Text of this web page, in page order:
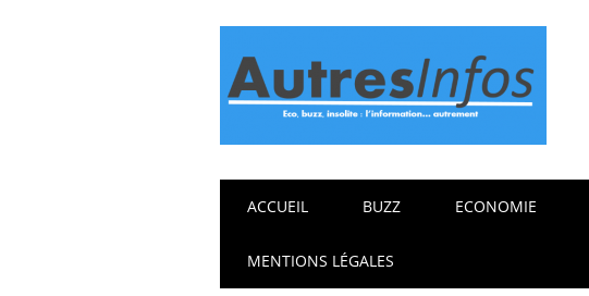
Main menu
ACCUEIL BUZZ ECONOMIE
MENTIONS LÉGALES